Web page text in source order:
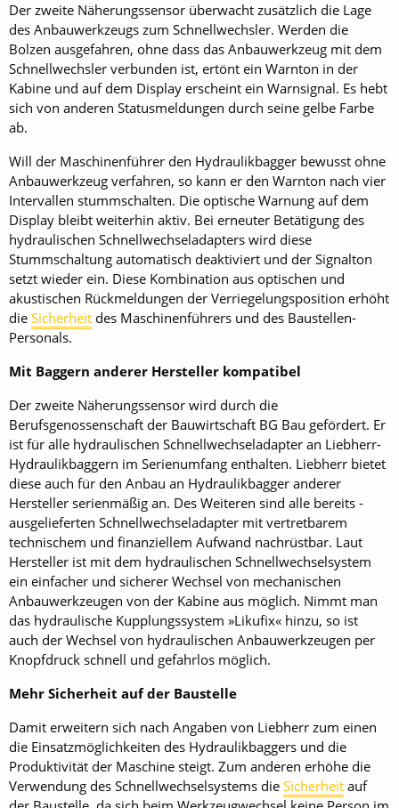
Der zweite Näherungssensor überwacht zusätzlich die Lage
des Anbauwerkzeugs zum Schnellwechsler. Werden die
Bolzen ausgefahren, ohne dass das Anbauwerkzeug mit dem
Schnellwechsler verbunden ist, ertönt ein Warnton in der
Kabine und auf dem Display erscheint ein Warnsignal. Es hebt
sich von anderen Statusmeldungen durch seine gelbe Farbe
ab.
Will der Maschinenführer den Hydraulikbagger bewusst ohne
Anbauwerkzeug verfahren, so kann er den Warnton nach vier
Intervallen stummschalten. Die optische Warnung auf dem
Display bleibt weiterhin aktiv. Bei erneuter Betätigung des
hydraulischen Schnellwechseladapters wird diese
Stummschaltung automatisch deaktiviert und der Signalton
setzt wieder ein. Diese Kombination aus optischen und
akustischen Rückmeldungen der Verriegelungsposition erhöht
die Sicherheit des Maschinenführers und des Baustellen-
Personals.
Mit Baggern anderer Hersteller kompatibel
Der zweite Näherungssensor wird durch die
Berufsgenossenschaft der Bauwirtschaft BG Bau gefördert. Er
ist für alle hydraulischen Schnellwechseladapter an Liebherr-
Hydraulikbaggern im Serienumfang enthalten. Liebherr bietet
diese auch für den Anbau an Hydraulikbagger anderer
Hersteller serienmäßig an. Des Weiteren sind alle bereits ­
ausgelieferten Schnellwechseladapter mit ver­tretbarem
technischem und finanziellem Aufwand nach­rüstbar. Laut
Hersteller ist mit dem hydraulischen Schnellwechselsystem
ein einfacher und sicherer Wechsel von mechanischen
Anbauwerkzeugen von der Kabine aus möglich. Nimmt man
das ­hydraulische Kupplungssystem »Likufix« hinzu, so ist
auch der Wechsel von hydraulischen Anbauwerkzeugen per
Knopfdruck schnell und gefahrlos möglich.
Mehr Sicherheit auf der Baustelle
Damit erweitern sich nach Angaben von Liebherr zum einen
die Einsatzmöglichkeiten des Hydraulikbaggers und die
Produktivität der Maschine steigt. Zum anderen erhöhe die
Verwendung des Schnellwechselsystems die Sicherheit auf